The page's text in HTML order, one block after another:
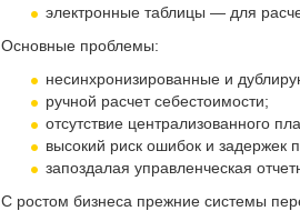
электронные таблицы — для
Основные проблемы:
несинхронизированные и
ручной расчет себестоимости;
отсутствие централизованного
высокий риск ошибок и задержек
запоздалая управленческая
С ростом бизнеса прежние системы